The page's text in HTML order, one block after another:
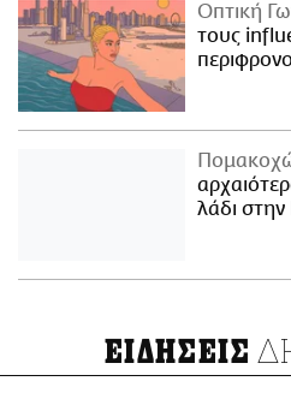
Οπτική
τους
λάδι
ΕΙΔΗΣΕΙΣ